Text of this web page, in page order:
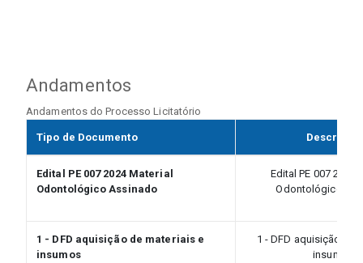
Andamentos
Andamentos do Processo Licitatório
Tipo de Documento Descrição
Edital PE 007 2024 Material
Odontológico Assinado
Edital PE 007 2024
Odontológico
1 - DFD aquisição de materiais e
insumos
1 - DFD aquisição de
insumos